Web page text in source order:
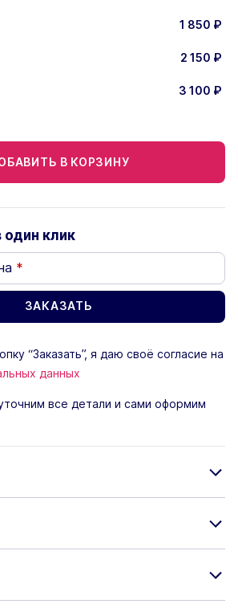
1 850 ₽
2 150 ₽
3 100 ₽
В КОРЗИНУ
один клик
*
“Заказать”, я даю своё согласие на
данных
все детали и сами оформим